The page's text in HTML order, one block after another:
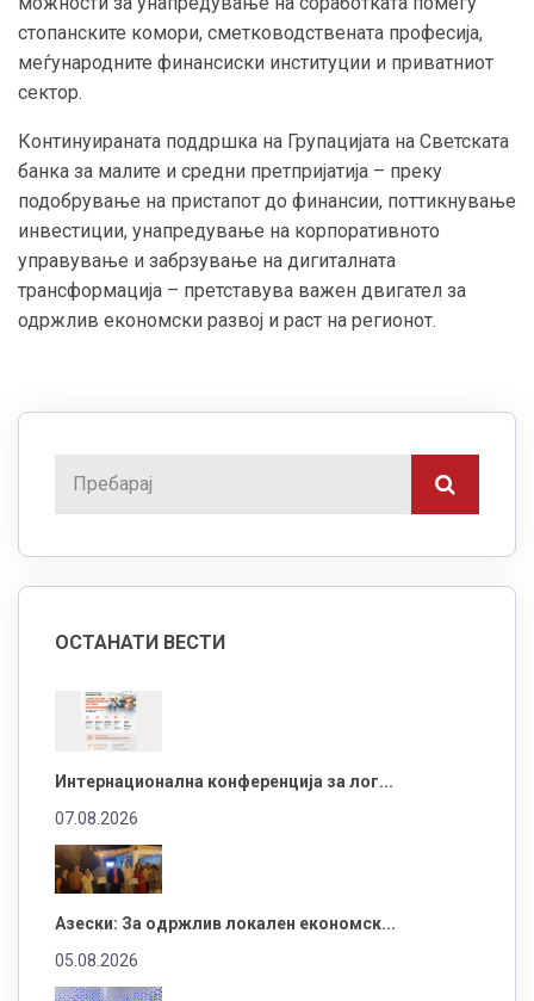
стопанските комори, сметководствената професија,
меѓународните финансиски институции и приватниот
сектор.
Континуираната поддршка на Групацијата на Светската
банка за малите и средни претпријатија – преку
подобрување на пристапот до финансии, поттикнување
инвестиции, унапредување на корпоративното
управување и забрзување на дигиталната
трансформација – претставува важен двигател за
одржлив економски развој и раст на регионот.
ОСТАНАТИ ВЕСТИ
Интернационална конференција за лог...
07.08.2026
Азески: За одржлив локален економск...
05.08.2026